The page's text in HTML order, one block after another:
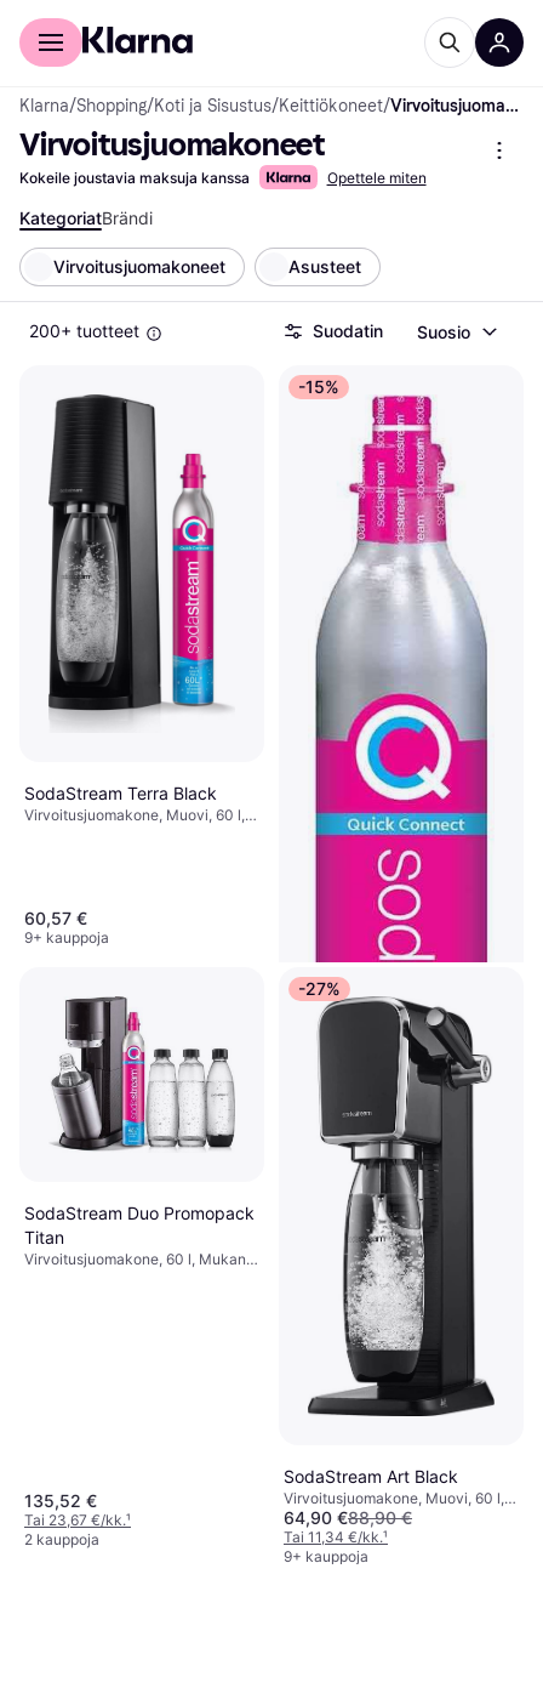
Kuluttajille
Klarna/Shopping/Koti ja Sisustus/Keittiökoneet/ Virvoitusjuomakoneet
Virvoitusjuomakoneet
Kokeile joustavia maksuja kanssa Opettele miten
KategoriatBrändi
Virvoitusjuomakoneet Asusteet
200+ tuotteet Suodatin Suosio
SodaStream Terra Black
Virvoitusjuomakone, Muovi, 60 l,
60,57 €
9+ kauppoja
-15%
SodaStream Quick Connect
60L
Muovi, 60 l
SodaStream Duo Promopack
Titan
Virvoitusjuomakone, 60 l, Mukana
135,52 €
Tai 23,67 €/kk.¹
2 kauppoja
-27%
SodaStream Art Black
Virvoitusjuomakone, Muovi, 60 l,
Mukana Tulevat Tarvikkeet: Pullo,
Kaasupatruuna, 1 l
64,90 €88,90 €
Tai 11,34 €/kk.¹
9+ kauppoja